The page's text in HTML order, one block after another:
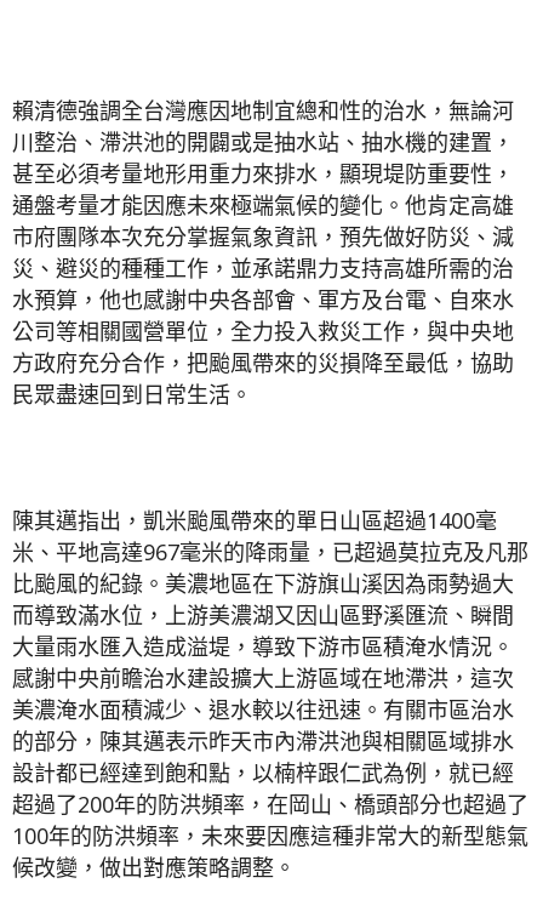
賴清德強調全台灣應因地制宜總和性的治水，無論河
川整治、滯洪池的開闢或是抽水站、抽水機的建置，
甚至必須考量地形用重力來排水，顯現堤防重要性，
通盤考量才能因應未來極端氣候的變化。他肯定高雄
市府團隊本次充分掌握氣象資訊，預先做好防災、減
災、避災的種種工作，並承諾鼎力支持高雄所需的治
水預算，他也感謝中央各部會、軍方及台電、自來水
公司等相關國營單位，全力投入救災工作，與中央地
方政府充分合作，把颱風帶來的災損降至最低，協助
民眾盡速回到日常生活。
陳其邁指出，凱米颱風帶來的單日山區超過1400毫
米、平地高達967毫米的降雨量，已超過莫拉克及凡那
比颱風的紀錄。美濃地區在下游旗山溪因為雨勢過大
而導致滿水位，上游美濃湖又因山區野溪匯流、瞬間
大量雨水匯入造成溢堤，導致下游市區積淹水情況。
感謝中央前瞻治水建設擴大上游區域在地滯洪，這次
美濃淹水面積減少、退水較以往迅速。有關市區治水
的部分，陳其邁表示昨天市內滯洪池與相關區域排水
設計都已經達到飽和點，以楠梓跟仁武為例，就已經
超過了200年的防洪頻率，在岡山、橋頭部分也超過了
100年的防洪頻率，未來要因應這種非常大的新型態氣
候改變，做出對應策略調整。